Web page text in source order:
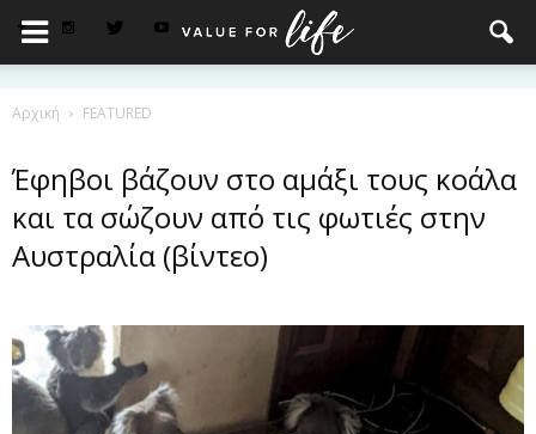
Αρχική FEATURED
Έφηβοι βάζουν στο αμάξι τους κοάλα
και τα σώζουν από τις φωτιές στην
Αυστραλία (βίντεο)